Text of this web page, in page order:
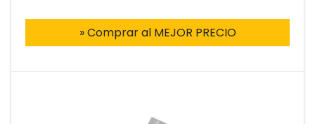
» Comprar al MEJOR PRECIO